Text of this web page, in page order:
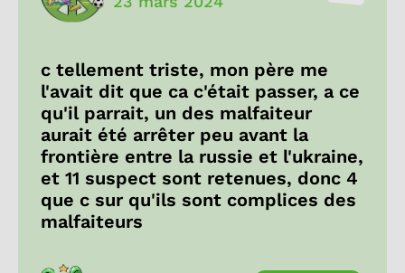
c tellement triste, mon père me
l'avait dit que ca c'était passer, a ce
qu'il parrait, un des malfaiteur
aurait été arrêter peu avant la
frontière entre la russie et l'ukraine,
et 11 suspect sont retenues, donc 4
que c sur qu'ils sont complices des
malfaiteurs